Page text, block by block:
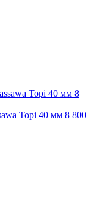
Topi 40 мм 8 800